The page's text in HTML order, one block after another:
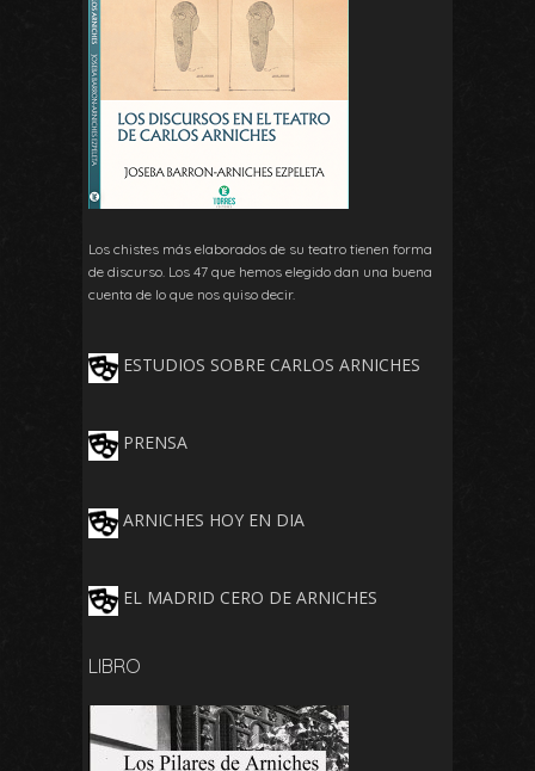
Los chistes más elaborados de su teatro tienen forma
de discurso. Los 47 que hemos elegido dan una buena
cuenta de lo que nos quiso decir.
ESTUDIOS SOBRE CARLOS ARNICHES
PRENSA
ARNICHES HOY EN DIA
EL MADRID CERO DE ARNICHES
LIBRO